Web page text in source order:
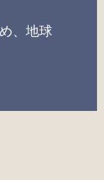
、地球